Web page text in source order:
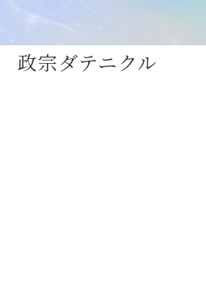
政宗ダテニクル